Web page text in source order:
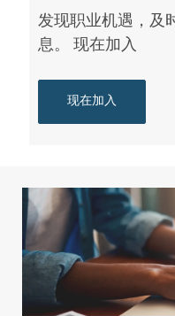
发现职业机遇，及
息。 现在加入
现在加入